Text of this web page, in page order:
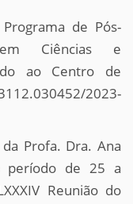
de Pós-
Ciências e
ao Centro de
2023-
da Profa. Dra. Ana
período de 25 a
Reunião do